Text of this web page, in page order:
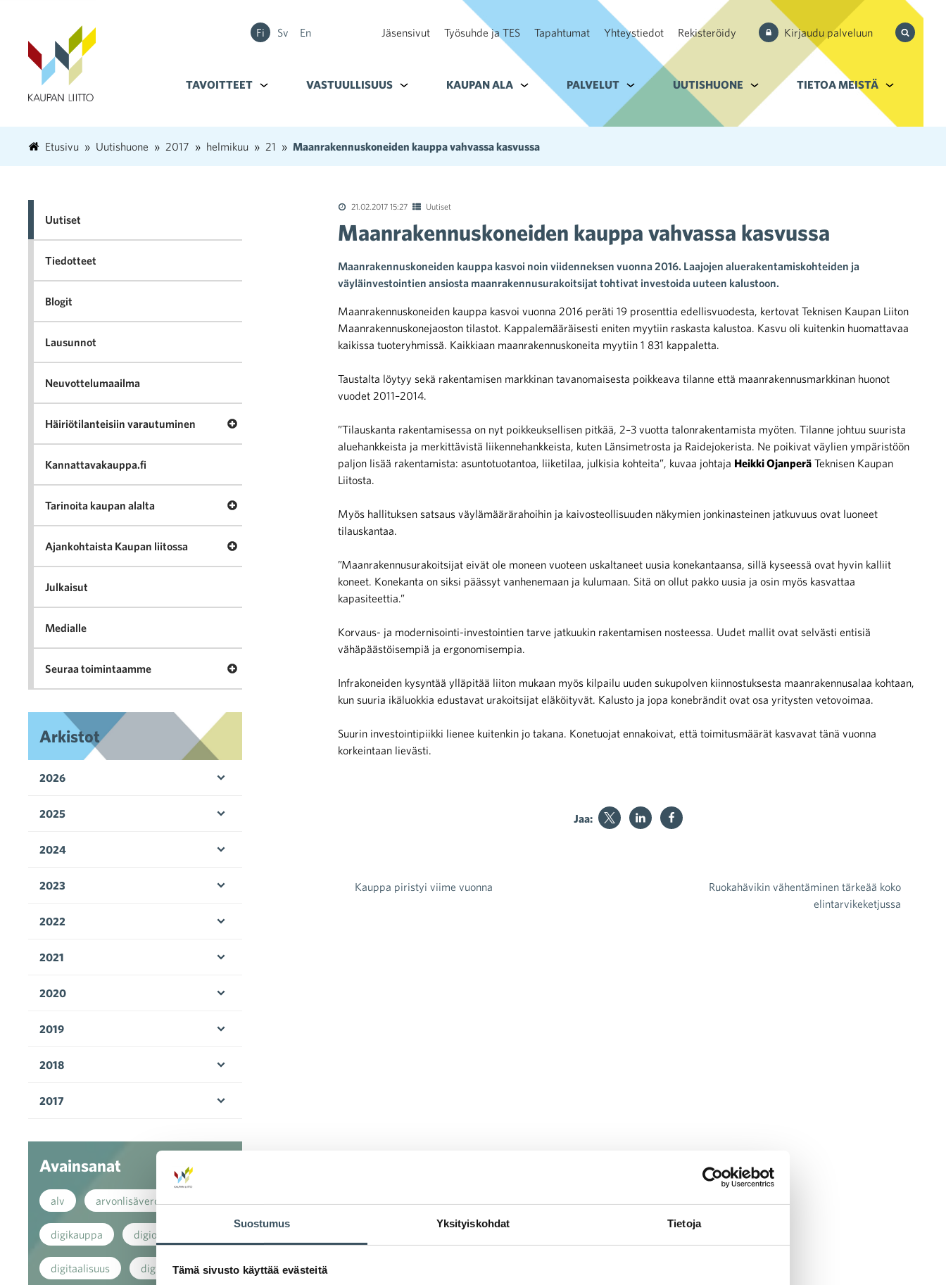
Suostumus Yksityiskohdat Tietoja
Tämä sivusto käyttää evästeitä
Fi Sv En Jäsensivut Työsuhde ja TES Tapahtumat Yhteystiedot Rekisteröidy Kirjaudu palveluun
Hae
sivustolta
TAVOITTEET Alavalikko kohteelle Tavoitteet
VASTUULLISUUS Alavalikko kohteelle Vastuullisuus
KAUPAN ALA Alavalikko kohteelle Kaupan ala
PALVELUT Alavalikko kohteelle Palvelut
UUTISHUONE Alavalikko kohteelle Uutishuone
TIETOA MEISTÄ Alavalikko
Etusivu Uutishuone 2017 helmikuu 21 Maanrakennuskoneiden kauppa vahvassa kasvussa
21.02.2017 15:27 Uutiset
Maanrakennuskoneiden kauppa vahvassa kasvussa
Maanrakennuskoneiden kauppa kasvoi noin viidenneksen vuonna 2016. Laajojen aluerakentamiskohteiden ja
väyläinvestointien ansiosta maanrakennusurakoitsijat tohtivat investoida uuteen kalustoon.
Maanrakennuskoneiden kauppa kasvoi vuonna 2016 peräti 19 prosenttia edellisvuodesta, kertovat Teknisen Kaupan Liiton
Maanrakennuskonejaoston tilastot. Kappalemääräisesti eniten myytiin raskasta kalustoa. Kasvu oli kuitenkin huomattavaa
kaikissa tuoteryhmissä. Kaikkiaan maanrakennuskoneita myytiin 1 831 kappaletta.
Taustalta löytyy sekä rakentamisen markkinan tavanomaisesta poikkeava tilanne että maanrakennusmarkkinan huonot
vuodet 2011–2014.
”Tilauskanta rakentamisessa on nyt poikkeuksellisen pitkää, 2–3 vuotta talonrakentamista myöten. Tilanne johtuu suurista
aluehankkeista ja merkittävistä liikennehankkeista, kuten Länsimetrosta ja Raidejokerista. Ne poikivat väylien ympäristöön
paljon lisää rakentamista: asuntotuotantoa, liiketilaa, julkisia kohteita”, kuvaa johtaja Heikki Ojanperä Teknisen Kaupan
Liitosta.
Myös hallituksen satsaus väylämäärärahoihin ja kaivosteollisuuden näkymien jonkinasteinen jatkuvuus ovat luoneet
tilauskantaa.
”Maanrakennusurakoitsijat eivät ole moneen vuoteen uskaltaneet uusia konekantaansa, sillä kyseessä ovat hyvin kalliit
koneet. Konekanta on siksi päässyt vanhenemaan ja kulumaan. Sitä on ollut pakko uusia ja osin myös kasvattaa
kapasiteettia.”
Korvaus- ja modernisointi-investointien tarve jatkuukin rakentamisen nosteessa. Uudet mallit ovat selvästi entisiä
vähäpäästöisempiä ja ergonomisempia.
Infrakoneiden kysyntää ylläpitää liiton mukaan myös kilpailu uuden sukupolven kiinnostuksesta maanrakennusalaa kohtaan,
kun suuria ikäluokkia edustavat urakoitsijat eläköityvät. Kalusto ja jopa konebrändit ovat osa yritysten vetovoimaa.
Suurin investointipiikki lienee kuitenkin jo takana. Konetuojat ennakoivat, että toimitusmäärät kasvavat tänä vuonna
korkeintaan lievästi.
Jaa:
Kauppa piristyi viime vuonna
Ruokahävikin vähentäminen tärkeää koko
elintarvikeketjussa
Uutiset
Tiedotteet
Blogit
Lausunnot
Neuvottelumaailma
Häiriötilanteisiin varautuminen Avaa valikko Häiriötilanteisiin varautuminen
Kannattavakauppa.fi
Tarinoita kaupan alalta Avaa valikko Tarinoita kaupan alalta
Ajankohtaista Kaupan liitossa Avaa valikko Ajankohtaista Kaupan liitossa
Julkaisut
Medialle
Seuraa toimintaamme Avaa valikko Seuraa toimintaamme
Arkistot
2026
2025
2024
2023
2022
2021
2020
2019
2018
2017
Avainsanat
alv arvonlisävero
digikauppa digiostaminen
digitaalisuus digitalisaatio